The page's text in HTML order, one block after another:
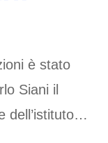
è stato
Siani il
dell’istituto…